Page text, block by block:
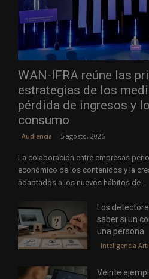
WAN-IFRA reúne las
estrategias de los
pérdida de ingresos y
consumo
Audiencia 5 agosto, 2026
La colaboración entre empresas
económico de los contenidos y la
adaptados a los nuevos hábitos de...
Los
saber si un
una persona
Inteligencia
Veinte